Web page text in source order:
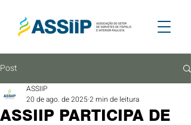
Post
ASSIIP PARTICIPA DE
ASSIIP
20 de ago. de 20252 min de leitura